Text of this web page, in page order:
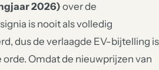
2026) over de
is nooit als volledig
dus de verlaagde EV-bijtelling is
Omdat de nieuwprijzen van